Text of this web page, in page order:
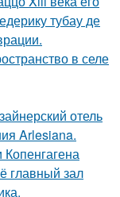
тубау де
в селе
отель
Arlesiana.
главный зал